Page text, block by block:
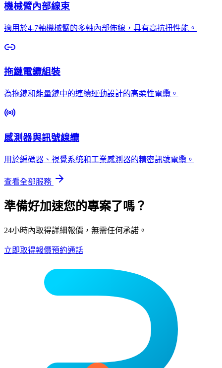
機械臂內部線束
適用於4-7軸機械臂的多軸內部佈線，具有高抗扭性能。
拖鏈電纜組裝
為拖鏈和能量鏈中的連續運動設計的高柔性電纜。
感測器與訊號線纜
用於編碼器、視覺系統和工業感測器的精密訊號電纜。
查看全部服務
準備好加速您的專案了嗎？
24小時內取得詳細報價，無需任何承諾。
立即取得報價預約通話